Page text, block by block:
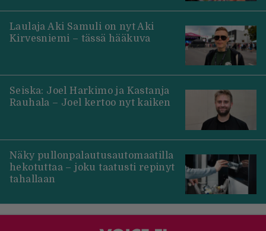
Laulaja Aki Samuli on nyt Aki
Kirvesniemi – tässä hääkuva
Seiska: Joel Harkimo ja Kastanja
Rauhala – Joel kertoo nyt kaiken
Näky pullonpalautusautomaatilla
hekotuttaa – joku taatusti repinyt
tahallaan